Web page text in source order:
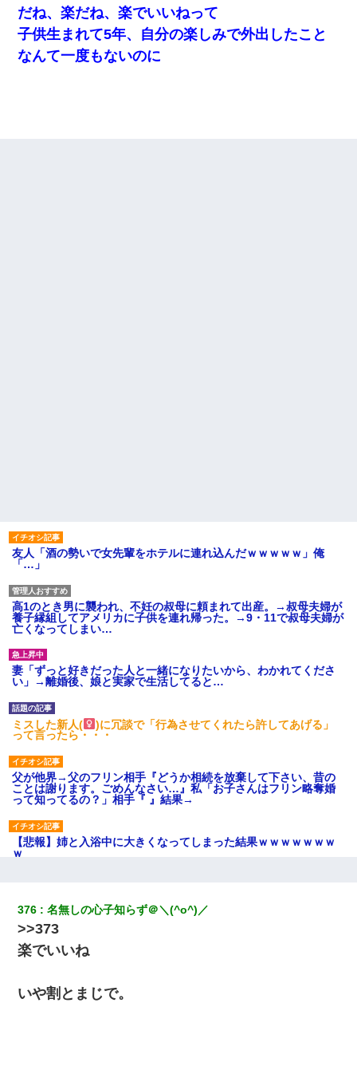
だね、楽だね、楽でいいねって
子供生まれて5年、自分の楽しみで外出したこと
なんて一度もないのに
友人「酒の勢いで女先輩をホテルに連れ込んだｗｗｗｗｗ」俺
「…」
高1のとき男に襲われ、不妊の叔母に頼まれて出産。→叔母夫婦が
養子縁組してアメリカに子供を連れ帰った。→9・11で叔母夫婦が
亡くなってしまい…
妻「ずっと好きだった人と一緒になりたいから、わかれてくださ
い」→離婚後、娘と実家で生活してると…
ミスした新人(
)に冗談で「行為させてくれたら許してあげる」
って言ったら・・・
父が他界→父のフリン相手『どうか相続を放棄して下さい、昔の
ことは謝ります。ごめんなさい…』私「お子さんはフリン略奪婚
って知ってるの？」相手『 』結果→
【悲報】姉と入浴中に大きくなってしまった結果ｗｗｗｗｗｗｗ
ｗ
してます」って送ったら
宅飲みで女友達の乳を見てしまった・・・
兄の新しい嫁がやらかしすぎて辛い。当たり前のように実家や姪
の幼稚園に来る
376 名無しの心子知らず＠＼(^o^)／
>>373
楽でいいね
いや割とまじで。